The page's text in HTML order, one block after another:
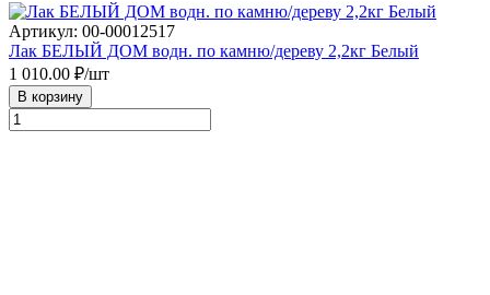
Артикул: 00-00012517
Лак БЕЛЫЙ ДОМ водн. по камню/дереву 2,2кг Белый
1 010.00 ₽/шт
В корзину